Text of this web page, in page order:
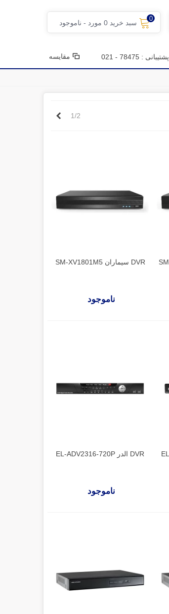
0
سبد خرید 0 مورد - ناموجود
پشتیبانی : 78475 - 021 مقایسه
1/2
DVR سیماران SM-XV1801M5
ناموجود
DVR الدر EL-ADV2316-720P
ناموجود